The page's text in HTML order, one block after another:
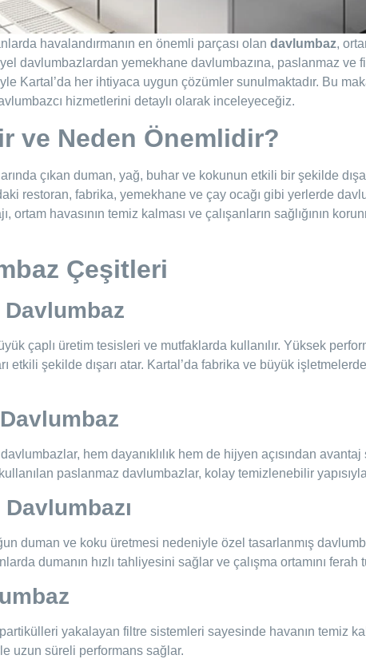
havalandırmanın en önemli parçası olan davlumbaz,
davlumbazlardan yemekhane davlumbazına, paslanmaz ve
Kartal’da her ihtiyaca uygun çözümler sunulmaktadır. Bu
hizmetlerini detaylı olarak inceleyeceğiz.
ve Neden Önemlidir?
çıkan duman, yağ, buhar ve kokunun etkili bir şekilde
restoran, fabrika, yemekhane ve çay ocağı gibi yerlerde
havasının temiz kalması ve çalışanların sağlığının
Çeşitleri
çaplı üretim tesisleri ve mutfaklarda kullanılır. Yüksek
etkili şekilde dışarı atar. Kartal’da fabrika ve büyük
hem dayanıklılık hem de hijyen açısından
paslanmaz davlumbazlar, kolay temizlenebilir
duman ve koku üretmesi nedeniyle özel tasarlanmış
dumanın hızlı tahliyesini sağlar ve çalışma ortamını ferah
yakalayan filtre sistemleri sayesinde havanın temiz
uzun süreli performans sağlar.